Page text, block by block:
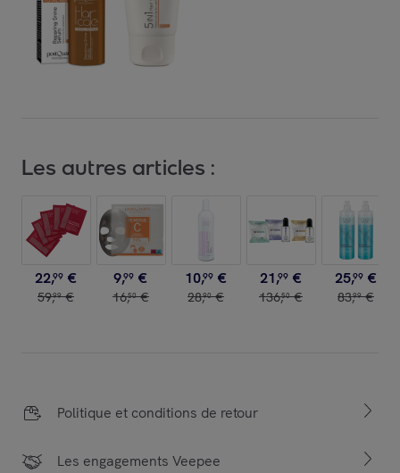
Les autres articles :
22,99 €
59,99 €
9,99 €
16,50 €
10,99 €
28,90 €
21,99 €
136,50 €
25,99 €
83,99 €
Politique et conditions de retour
Les engagements Veepee